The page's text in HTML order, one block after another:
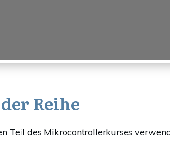
Reihe
Teil des Mikrocontrollerkurses